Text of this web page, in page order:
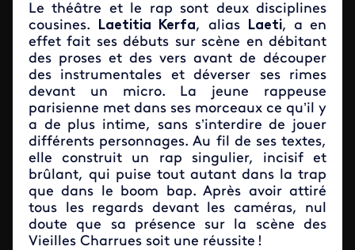
Le théâtre et le rap sont deux disciplines
cousines. Laetitia Kerfa, alias Laeti, a en
effet fait ses débuts sur scène en débitant
des proses et des vers avant de découper
des instrumentales et déverser ses rimes
devant un micro. La jeune rappeuse
parisienne met dans ses morceaux ce qu’il y
a de plus intime, sans s’interdire de jouer
différents personnages. Au fil de ses textes,
elle construit un rap singulier, incisif et
brûlant, qui puise tout autant dans la trap
que dans le boom bap. Après avoir attiré
tous les regards devant les caméras, nul
doute que sa présence sur la scène des
Vieilles Charrues soit une réussite !